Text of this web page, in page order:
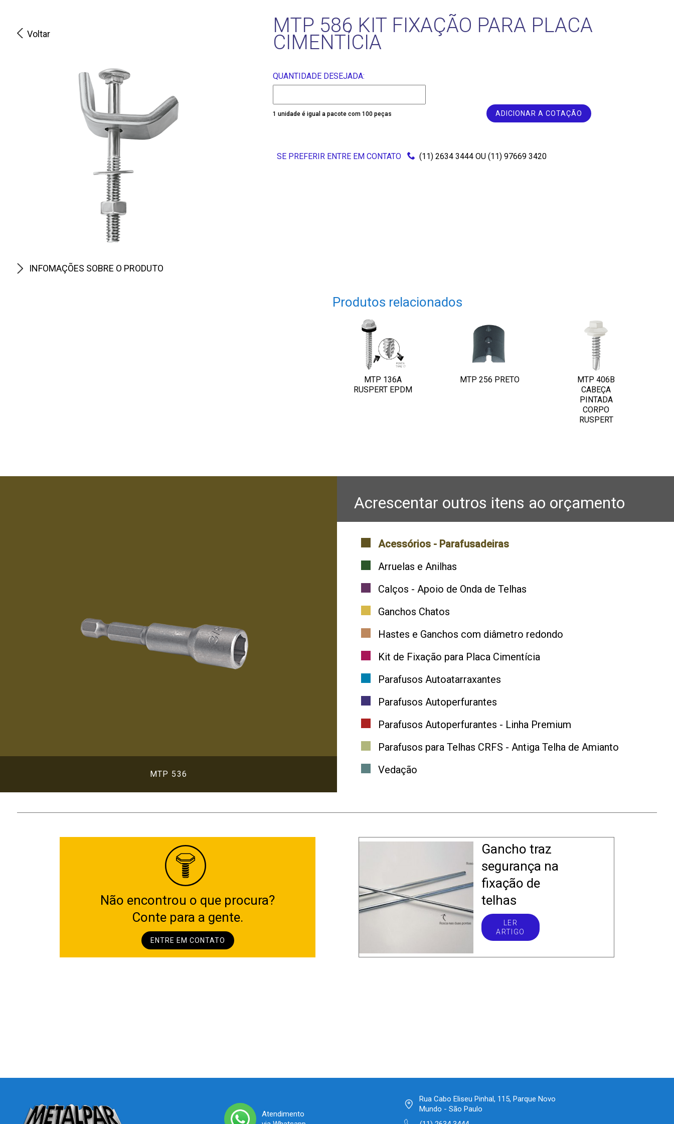
Voltar
INFOMAÇÕES SOBRE O PRODUTO
MTP 586 KIT FIXAÇÃO PARA PLACA
CIMENTÍCIA
QUANTIDADE DESEJADA:
1 unidade é igual a pacote com 100 peças ADICIONAR A COTAÇÃO
SE PREFERIR ENTRE EM CONTATO (11) 2634 3444 OU(11) 97669 3420
Produtos relacionados
MTP 136A
RUSPERT EPDM
MTP 256 PRETO
MTP 406B
CABEÇA
PINTADA
CORPO
RUSPERT
Acrescentar outros itens ao orçamento
Acessórios - Parafusadeiras
MTP 536
Arruelas e Anilhas
Calços - Apoio de Onda de Telhas
Ganchos Chatos
Hastes e Ganchos com diâmetro redondo
Kit de Fixação para Placa Cimentícia
Parafusos Autoatarraxantes
Parafusos Autoperfurantes
Parafusos Autoperfurantes - Linha Premium
Parafusos para Telhas CRFS - Antiga Telha de Amianto
Vedação
Não encontrou o que procura?
Conte para a gente.
ENTRE EM CONTATO
Gancho traz
segurança na
fixação de
telhas
LER
ARTIGO
Atendimento
Rua Cabo Eliseu Pinhal, 115, Parque Novo
Mundo - São Paulo